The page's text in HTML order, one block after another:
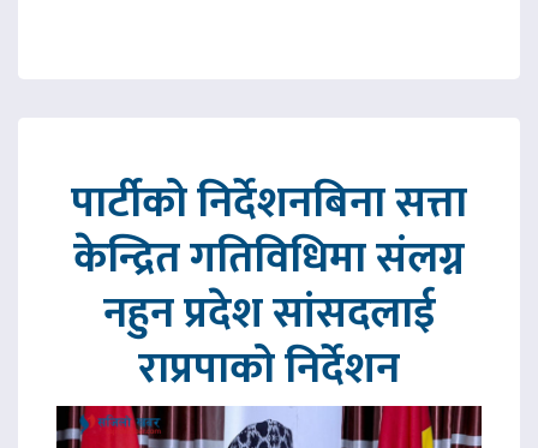
पार्टीको निर्देशनबिना सत्ता
केन्द्रित गतिविधिमा संलग्न
नहुन प्रदेश सांसदलाई
राप्रपाको निर्देशन